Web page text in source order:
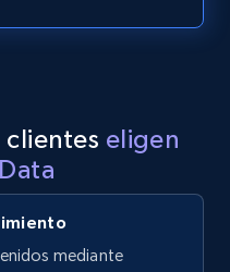
Prueba gratuita
eligen
mediante